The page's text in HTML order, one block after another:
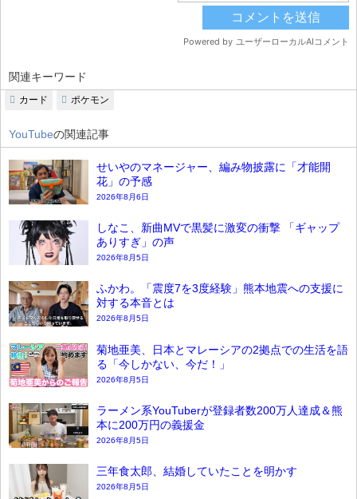
関連キーワード
カード ポケモン
YouTubeの関連記事
せいやのマネージャー、編み物披露に「才能開
花」の予感
2026年8月6日
しなこ、新曲MVで黒髪に激変の衝撃 「ギャップ
ありすぎ」の声
2026年8月5日
ふかわ。「震度7を3度経験」熊本地震への支援に
対する本音とは
2026年8月5日
菊地亜美、日本とマレーシアの2拠点での生活を語
る「今しかない、今だ！」
2026年8月5日
ラーメン系YouTuberが登録者数200万人達成＆熊
本に200万円の義援金
2026年8月5日
三年食太郎、結婚していたことを明かす
2026年8月5日